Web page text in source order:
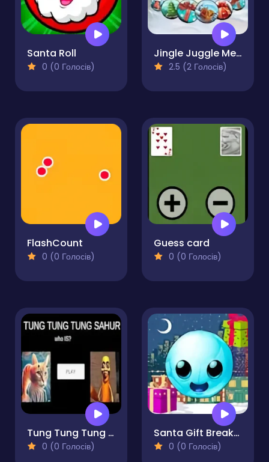
Santa Roll
0 (0 Голосів)
Jingle Juggle Merge
2.5 (2 Голосів)
FlashCount
0 (0 Голосів)
Guess card
0 (0 Голосів)
Tung Tung Tung Sahur Who Is?
0 (0 Голосів)
Santa Gift Breaker
0 (0 Голосів)